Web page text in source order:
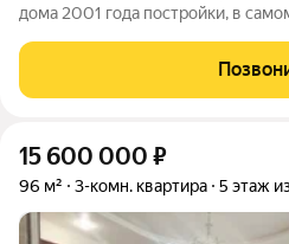
дома 2001 года постройки, в
ценит комфорт,
месте с отличным
15 600 000 ₽
96 м² 3-комн. квартира 5 этаж